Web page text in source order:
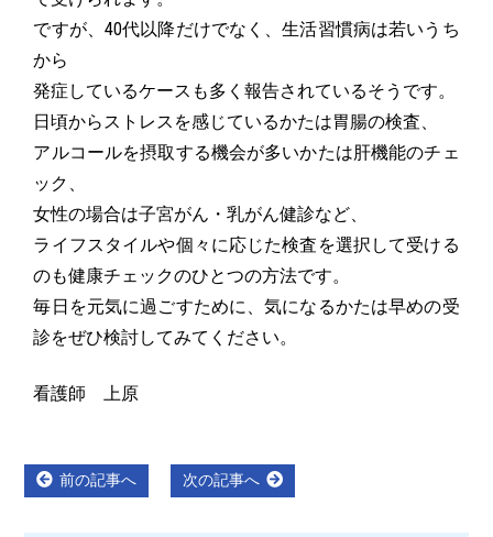
ですが、40代以降だけでなく、生活習慣病は若いうち
から
発症しているケースも多く報告されているそうです。
日頃からストレスを感じているかたは胃腸の検査、
アルコールを摂取する機会が多いかたは肝機能のチェ
ック、
女性の場合は子宮がん・乳がん健診など、
ライフスタイルや個々に応じた検査を選択して受ける
のも健康チェックのひとつの方法です。
毎日を元気に過ごすために、気になるかたは早めの受
診をぜひ検討してみてください。
看護師 上原
投 前の記事へPrevious
post:
次の記事へ
Next
post: